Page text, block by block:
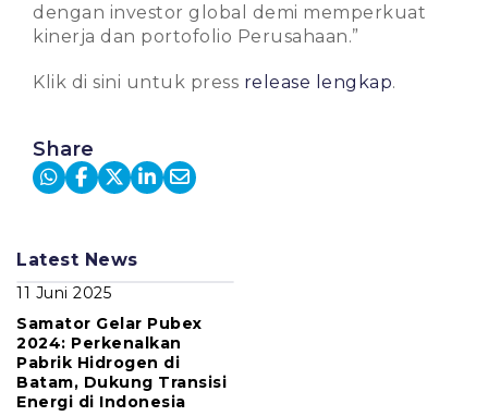
dengan investor global demi memperkuat
kinerja dan portofolio Perusahaan.”
Klik di sini untuk press release lengkap.
Share
Latest News
11 Juni 2025
Samator Gelar Pubex
2024: Perkenalkan
Pabrik Hidrogen di
Batam, Dukung Transisi
Energi di Indonesia